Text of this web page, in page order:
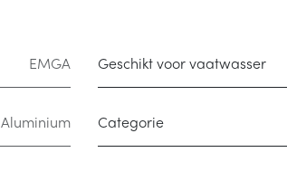
EMGA Geschikt voor vaatwasser
Aluminium Categorie